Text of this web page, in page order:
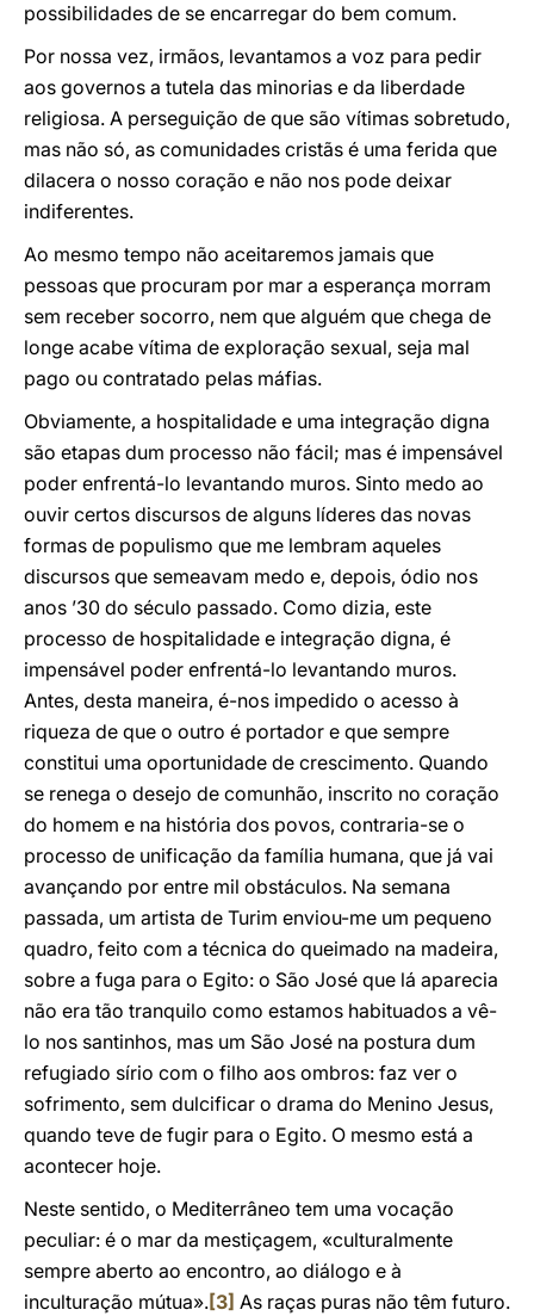
possibilidades de se encarregar do bem comum.
Por nossa vez, irmãos, levantamos a voz para pedir
aos governos a tutela das minorias e da liberdade
religiosa. A perseguição de que são vítimas sobretudo,
mas não só, as comunidades cristãs é uma ferida que
dilacera o nosso coração e não nos pode deixar
indiferentes.
Ao mesmo tempo não aceitaremos jamais que
pessoas que procuram por mar a esperança morram
sem receber socorro, nem que alguém que chega de
longe acabe vítima de exploração sexual, seja mal
pago ou contratado pelas máfias.
Obviamente, a hospitalidade e uma integração digna
são etapas dum processo não fácil; mas é impensável
poder enfrentá-lo levantando muros. Sinto medo ao
ouvir certos discursos de alguns líderes das novas
formas de populismo que me lembram aqueles
discursos que semeavam medo e, depois, ódio nos
anos ’30 do século passado. Como dizia, este
processo de hospitalidade e integração digna, é
impensável poder enfrentá-lo levantando muros.
Antes, desta maneira, é-nos impedido o acesso à
riqueza de que o outro é portador e que sempre
constitui uma oportunidade de crescimento. Quando
se renega o desejo de comunhão, inscrito no coração
do homem e na história dos povos, contraria-se o
processo de unificação da família humana, que já vai
avançando por entre mil obstáculos. Na semana
passada, um artista de Turim enviou-me um pequeno
quadro, feito com a técnica do queimado na madeira,
sobre a fuga para o Egito: o São José que lá aparecia
não era tão tranquilo como estamos habituados a vê-
lo nos santinhos, mas um São José na postura dum
refugiado sírio com o filho aos ombros: faz ver o
sofrimento, sem dulcificar o drama do Menino Jesus,
quando teve de fugir para o Egito. O mesmo está a
acontecer hoje.
Neste sentido, o Mediterrâneo tem uma vocação
peculiar: é o mar da mestiçagem, «culturalmente
sempre aberto ao encontro, ao diálogo e à
inculturação mútua».[3] As raças puras não têm futuro.